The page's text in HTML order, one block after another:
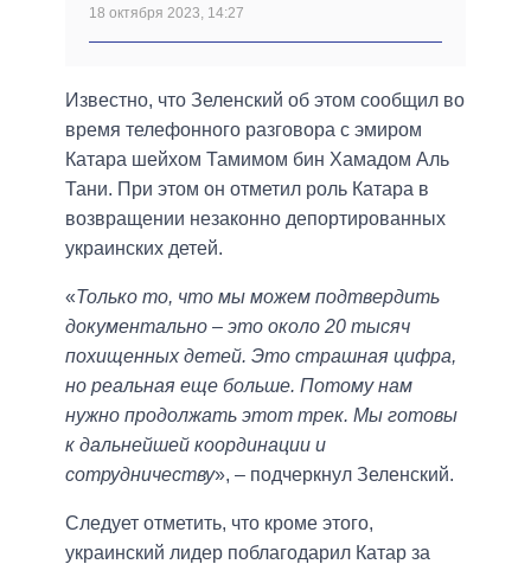
18 октября 2023, 14:27
Известно, что Зеленский об этом сообщил во
время телефонного разговора с эмиром
Катара шейхом Тамимом бин Хамадом Аль
Тани. При этом он отметил роль Катара в
возвращении незаконно депортированных
украинских детей.
«Только то, что мы можем подтвердить
документально – это около 20 тысяч
похищенных детей. Это страшная цифра,
но реальная еще больше. Потому нам
нужно продолжать этот трек. Мы готовы
к дальнейшей координации и
сотрудничеству», – подчеркнул Зеленский.
Следует отметить, что кроме этого,
украинский лидер поблагодарил Катар за